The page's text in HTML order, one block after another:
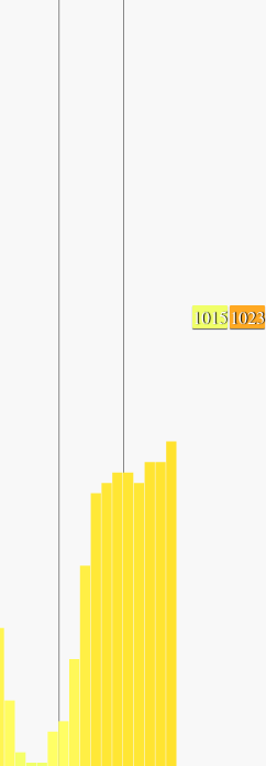
10151023